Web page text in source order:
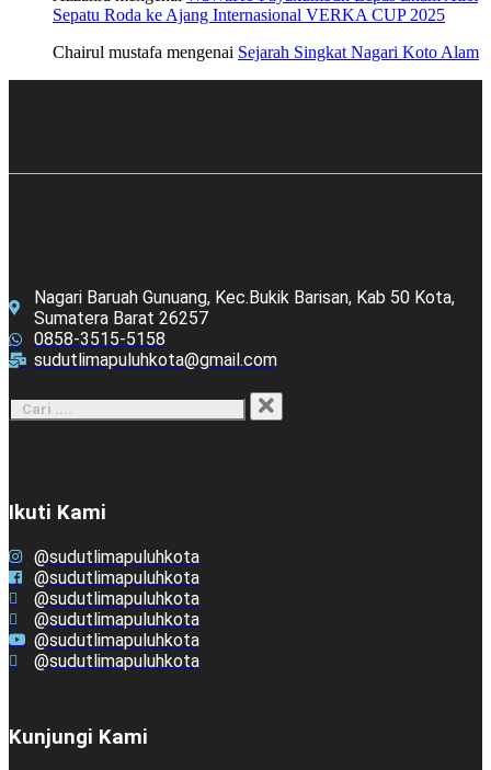
Sepatu Roda ke Ajang Internasional VERKA CUP 2025
Chairul mustafa mengenai Sejarah Singkat Nagari Koto Alam
Nagari Baruah Gunuang, Kec.Bukik Barisan, Kab 50 Kota,
Sumatera Barat 26257
0858-3515-5158
sudutlimapuluhkota@gmail.com
Ikuti Kami
@sudutlimapuluhkota
@sudutlimapuluhkota
@sudutlimapuluhkota
@sudutlimapuluhkota
@sudutlimapuluhkota
@sudutlimapuluhkota
Kunjungi Kami